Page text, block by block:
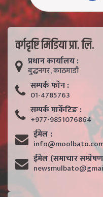
वर्गदृष्टि मिडिया प्रा. लि.
प्रधान कार्यालय :
बुद्धनगर, काठमाडाैं
सम्पर्क फाेन :
01-4785763
सम्पर्क मार्केटिङ :
+977-9851076864
ईमेल :
ईमेल (समाचार